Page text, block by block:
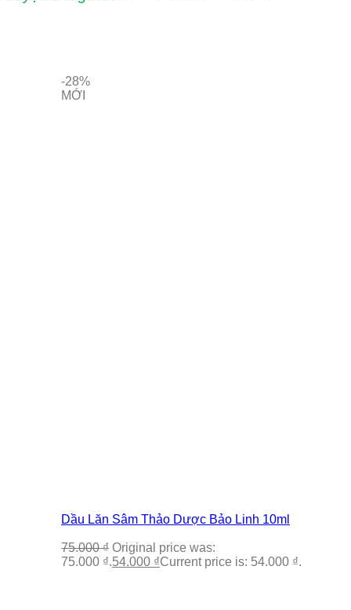
-28%
MỚI
Dầu Lăn Sâm Thảo Dược Bảo Linh 10ml
75.000₫ Original price was:
75.000 ₫.54.000 ₫Current price is: 54.000 ₫.